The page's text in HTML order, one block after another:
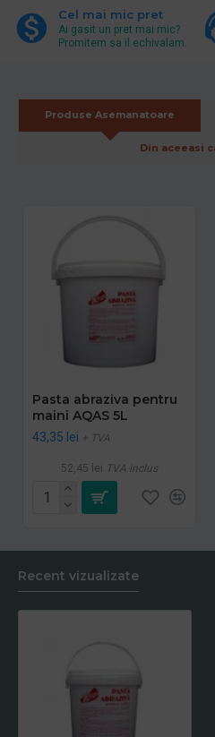
Cel mai mic pret
Ai gasit un pret mai mic?
Promitem sa il echivalam.
Produse Asemanatoare
Din aceeasi
Pasta abraziva pentru
maini AQAS 5L
43,35 lei + TVA
52,45 lei TVA inclus
Recent vizualizate